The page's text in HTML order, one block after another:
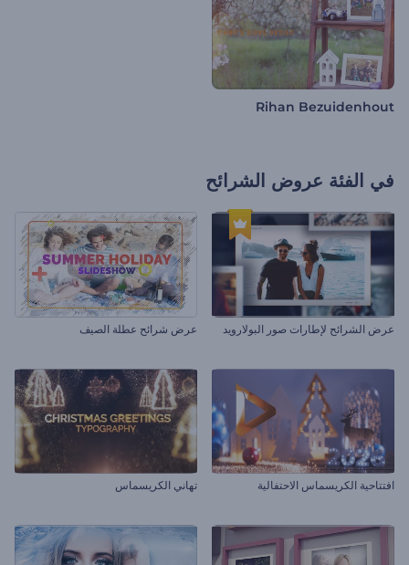
Rihan Bezuidenhout
في الفئة عروض الشرائح
عرض الشرائح لإطارات صور البولارويد عرض شرائح عطلة الصيف
افتتاحية الكريسماس الاحتفالية تهاني الكريسماس